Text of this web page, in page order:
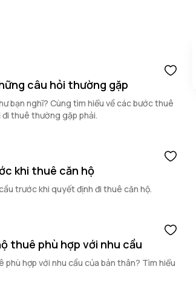
câu hỏi thường gặp
bạn nghĩ? Cùng tìm hiểu về các bước thuê
thuê thường gặp phải.
khi thuê căn hộ
trước khi quyết định đi thuê căn hộ.
thuê phù hợp với nhu cầu
hợp với nhu cầu của bản thân? Tìm hiểu